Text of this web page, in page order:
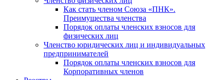
Как стать членом Союза «ПНК».
Преимущества членства
Порядок оплаты членских взносов для
физических лиц
Членство юридических лиц и индивидуальных
предпринимателей
Порядок оплаты членских взносов для
Корпоративных членов